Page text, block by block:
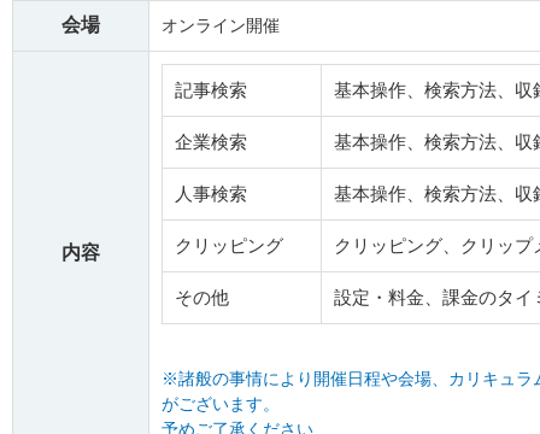
会場 オンライン開催
内容
記事検索 基本操作、検索方法、収
企業検索 基本操作、検索方法、
人事検索 基本操作、検索方法、
クリッピング クリッピング、クリッ
その他 設定・料金、課金のタイ
※諸般の事情により開催日程や会場、カリキュ
がございます。
予めご了承ください